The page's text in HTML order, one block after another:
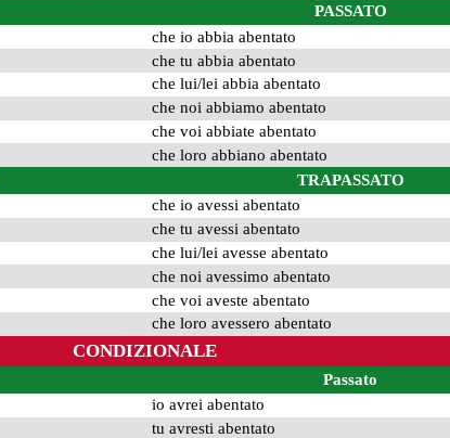
PASSATO
che io abbia abentato
che tu abbia abentato
che lui/lei abbia abentato
che noi abbiamo abentato
che voi abbiate abentato
che loro abbiano abentato
TRAPASSATO
che io avessi abentato
che tu avessi abentato
che lui/lei avesse abentato
che noi avessimo abentato
che voi aveste abentato
che loro avessero abentato
CONDIZIONALE
Passato
io avrei abentato
tu avresti abentato